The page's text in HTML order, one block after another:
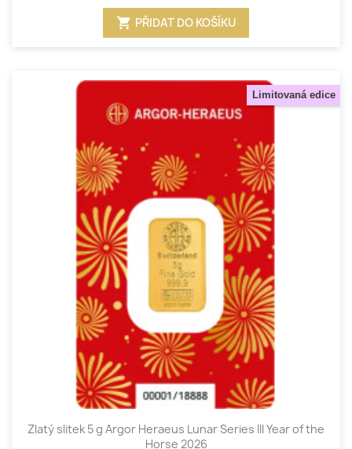
shopping_cart PŘIDAT DO KOŠÍKU
Limitovaná edice
Zlatý slitek 5 g Argor Heraeus Lunar Series III Year of the
Horse 2026